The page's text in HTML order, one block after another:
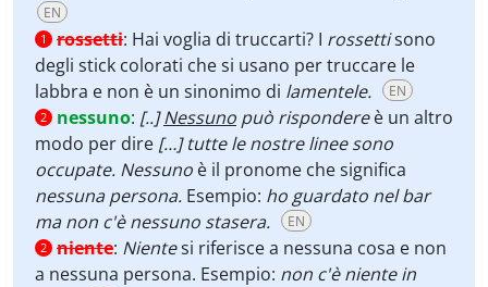
EN
1 rossetti: Hai voglia di truccarti? I rossettisono
degli stick colorati che si usano per truccare le
labbra e non è un sinonimo di lamentele. EN
2 nessuno: [..]Nessuno può rispondereè un altro
modo per dire […] tutte le nostre linee sono
occupate. Nessuno è il pronome che significa
nessuna persona. Esempio: ho guardato nel bar
ma non c'è nessuno stasera.
EN
2 niente: Nientesi riferisce a nessuna cosa e non
a nessuna persona. Esempio: non c'è niente in